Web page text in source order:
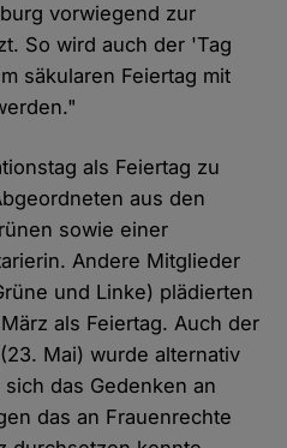
vorwiegend zur
So wird auch der 'Tag
säkularen Feiertag mit
als Feiertag zu
aus den
sowie einer
Andere Mitglieder
und Linke) plädierten
als Feiertag. Auch der
Mai) wurde alternativ
das Gedenken an
das an Frauenrechte